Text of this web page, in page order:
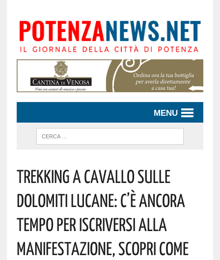
MENU
TREKKING A CAVALLO SULLE
DOLOMITI LUCANE: C’È ANCORA
TEMPO PER ISCRIVERSI ALLA
MANIFESTAZIONE, SCOPRI COME